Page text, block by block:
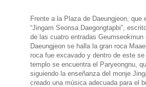
Frente a la Plaza de Daeungjeon,
“Jingam Seonsa Daegongtapbi”,
de las cuatro entradas
Daeungjeon se halla la gran roca
roca fue excavado y dentro de este
templo se encuentra el Paryeongnu,
siguiendo la enseñanza del monje
creado una música adecuada para el